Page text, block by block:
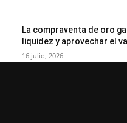
La compraventa de oro
liquidez y aprovechar el
16 julio, 2026